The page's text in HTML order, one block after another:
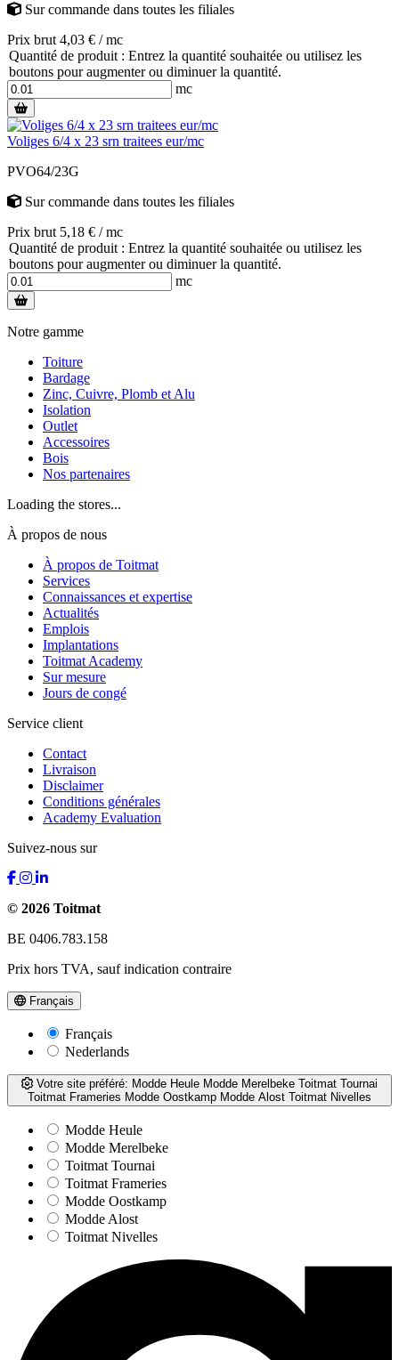
Sur commande dans toutes les filiales
Prix brut 4,03 € / mc
Quantité de produit : Entrez la quantité souhaitée ou utilisez les
boutons pour augmenter ou diminuer la quantité.
mc
Voliges 6/4 x 23 srn traitees eur/mc
PVO64/23G
Sur commande dans toutes les filiales
Prix brut 5,18 € / mc
Quantité de produit : Entrez la quantité souhaitée ou utilisez les
boutons pour augmenter ou diminuer la quantité.
mc
Notre gamme
Toiture
Bardage
Zinc, Cuivre, Plomb et Alu
Isolation
Outlet
Accessoires
Bois
Nos partenaires
Loading the stores...
À propos de nous
À propos de Toitmat
Services
Connaissances et expertise
Actualités
Emplois
Implantations
Toitmat Academy
Sur mesure
Jours de congé
Service client
Contact
Livraison
Disclaimer
Conditions générales
Academy Evaluation
Suivez-nous sur
© 2026 Toitmat
BE 0406.783.158
Prix hors TVA, sauf indication contraire
Français
Français
Nederlands
Votre site préféré: Modde Heule Modde Merelbeke Toitmat Tournai
Toitmat Frameries Modde Oostkamp Modde Alost Toitmat Nivelles
Modde Heule
Modde Merelbeke
Toitmat Tournai
Toitmat Frameries
Modde Oostkamp
Modde Alost
Toitmat Nivelles